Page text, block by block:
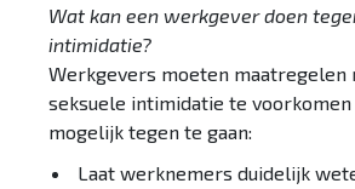
Wat kan een werkgever doen
intimidatie?
Werkgevers moeten maatregelen
seksuele intimidatie te
mogelijk tegen te gaan:
Laat werknemers duidelijk